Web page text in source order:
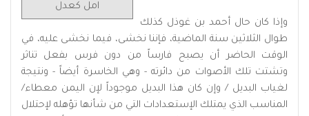
امل كعدل
وإذا كان حال أحمد بن غوذل كذلك
طوال الثلاثين سنة الماضية، فإننا نخشى، فيما نخشى عليه، في
الوقت الحاضر أن يصبح فارساً من دون فرس بفعل تناثر
وتشتت تلك الأصوات من دائرته - وهي الخاسرة أيضاً - ونتيجة
لغياب البديل / وإن كان هذا البديل موجوداً لإن اليمن معطاء/
المناسب الذي يمتلك الإستعدادات التي من شأنها تؤهله لإحتلال